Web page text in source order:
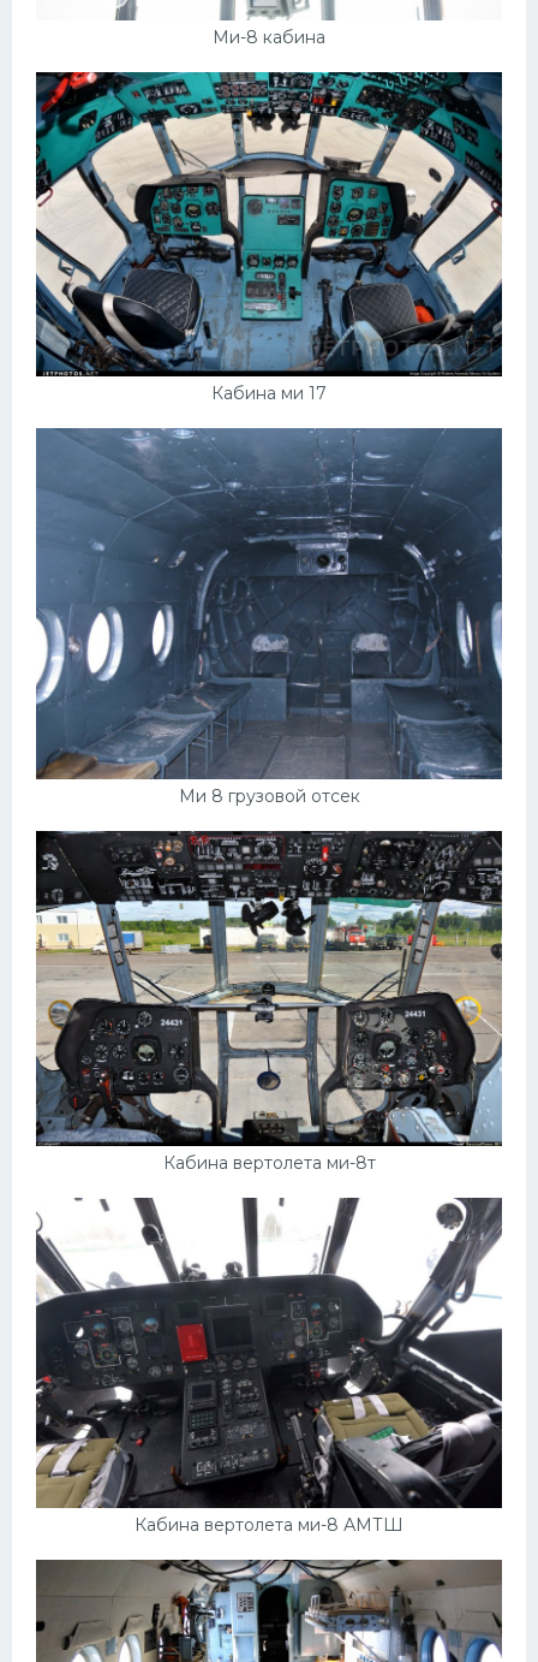
Ми-8 кабина
Кабина ми 17
Ми 8 грузовой отсек
Кабина вертолета ми-8т
Кабина вертолета ми-8 АМТШ